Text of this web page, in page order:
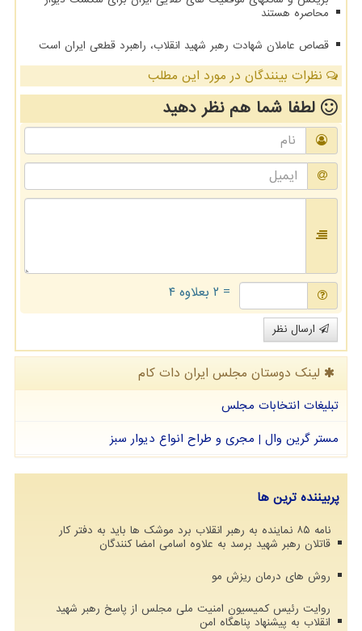
محاصره هستند
قصاص عاملان شهادت رهبر شهید انقلاب، راهبرد قطعی ایران است
نظرات بینندگان در مورد این مطلب
لطفا شما همنظر دهید
= ۲ بعلاوه ۴
ارسال نظر
لینک دوستان مجلس ایران دات كام
تبلیغات انتخابات مجلس
مستر گرین وال | مجری و طراح انواع دیوار سبز
پربیننده ترین ها
نامه ۸۵ نماینده به رهبر انقلاب برد موشک ها باید به دفتر کار
قاتلان رهبر شهید برسد به علاوه اسامی امضا کنندگان
روش های درمان ریزش مو
روایت رئیس کمیسیون امنیت ملی مجلس از پاسخ رهبر شهید
انقلاب به پیشنهاد پناهگاه امن